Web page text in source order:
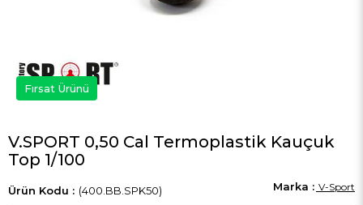
Fırsat Ürünü
V.SPORT 0,50 Cal Termoplastik Kauçuk
Top 1/100
(400.BB.SPK50) V-Sport